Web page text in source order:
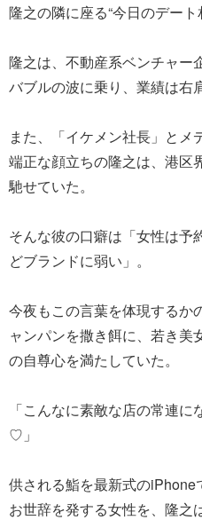
隆之の隣に座る“今日のデート
隆之は、不動産系ベンチャー
バブルの波に乗り、業績は右
また、「イケメン社長」と
端正な顔立ちの隆之は、港区
馳せていた。
そんな彼の口癖は「女性は予
どブランドに弱い」。
今夜もこの言葉を体現するか
ャンパンを撒き餌に、若き美
の自尊心を満たしていた。
「こんなに素敵な店の常連
♡」
供される鮨を最新式の
お世辞を発する女性を、隆之